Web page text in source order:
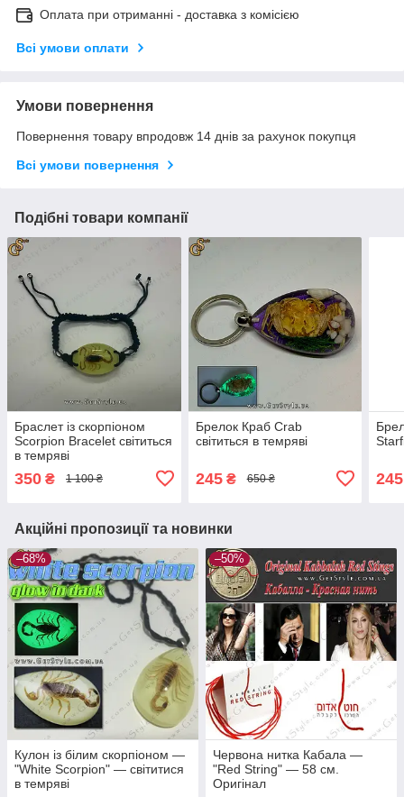
Оплата при отриманні - доставка з комісією
Всі умови оплати
Умови повернення
Повернення товару впродовж 14 днів за рахунок покупця
Всі умови повернення
Подібні товари компанії
Браслет із скорпіоном
Scorpion Bracelet світиться
в темряві
350 ₴ 1 100 ₴
Брелок Краб Crab
світиться в темряві
245₴ 650 ₴ 245
Акційні пропозиції та новинки
–68%
Кулон із білим скорпіоном —
"White Scorpion" — світитися
в темряві
–50%
Червона нитка Кабала —
"Red String" — 58 см.
Оригінал